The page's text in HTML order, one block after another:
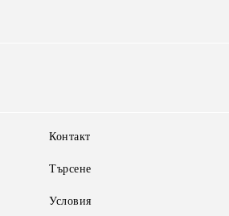
Контакт
Търсене
Условия